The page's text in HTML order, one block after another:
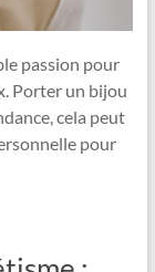
passion pour
Porter un bijou
cela peut
pour